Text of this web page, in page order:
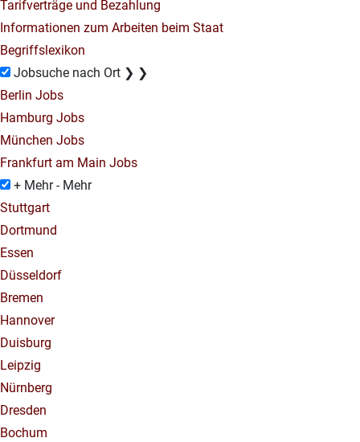
Tarifverträge und Bezahlung
Informationen zum Arbeiten beim Staat
Begriffslexikon
Jobsuche nach Ort ❯ ❯
Berlin Jobs
Hamburg Jobs
München Jobs
Frankfurt am Main Jobs
+ Mehr - Mehr
Stuttgart
Dortmund
Essen
Düsseldorf
Bremen
Hannover
Duisburg
Leipzig
Nürnberg
Dresden
Bochum